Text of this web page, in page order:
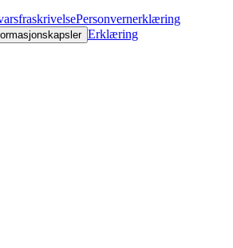
Personvernerklæring
Erklæring